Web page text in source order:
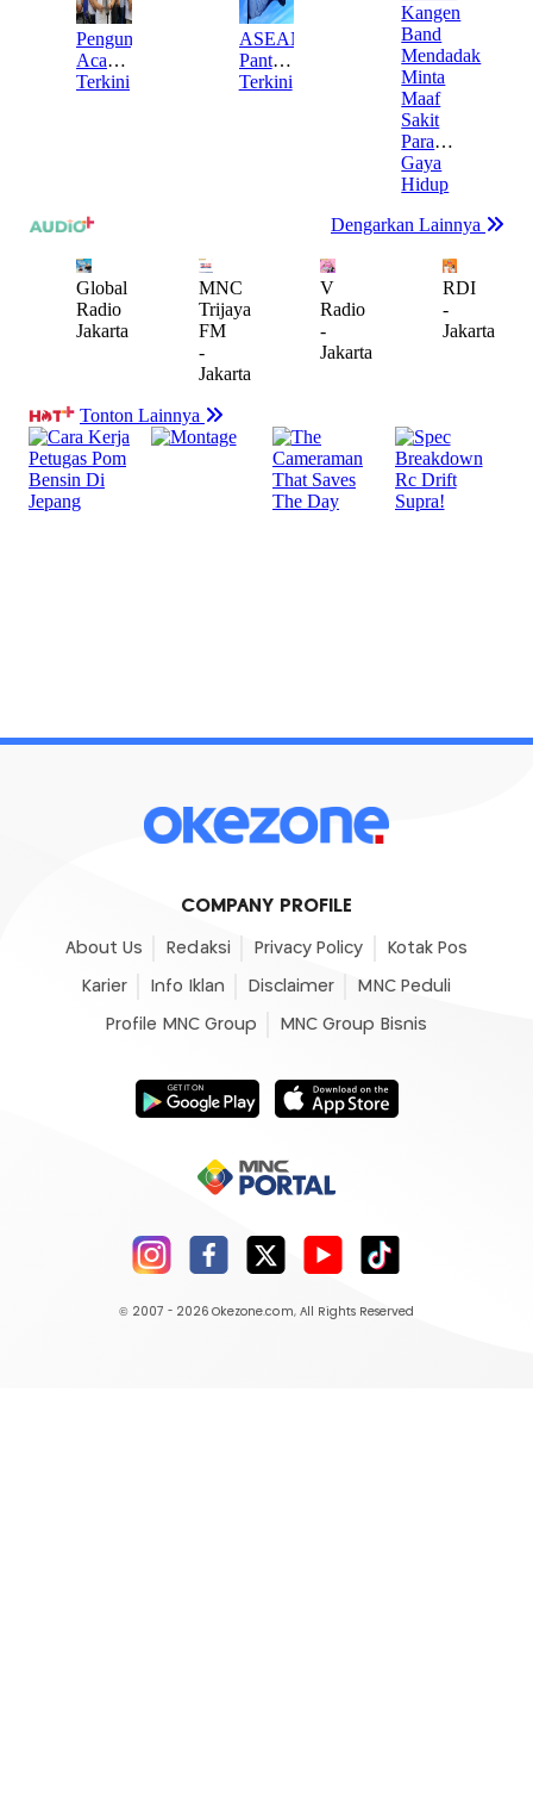
COMPANY PROFILE
About Us Redaksi Privacy Policy Kotak Pos
Karier Info Iklan Disclaimer MNC Peduli
Profile MNC Group MNC Group Bisnis
© 2007 - 2026 Okezone.com, All Rights Reserved